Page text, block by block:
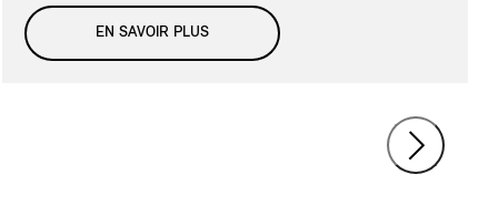
EN SAVOIR PLUS